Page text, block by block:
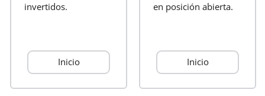
日本語
invertidos.
Inicio
en posición abierta.
Inicio